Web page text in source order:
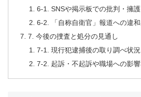
6-1. SNSや掲示板での批判・擁
6-2. 「自称自衛官」報道への違
7. 今後の捜査と処分の見通し
7-1. 現行犯逮捕後の取り調べ状況
7-2. 起訴・不起訴や職場への影